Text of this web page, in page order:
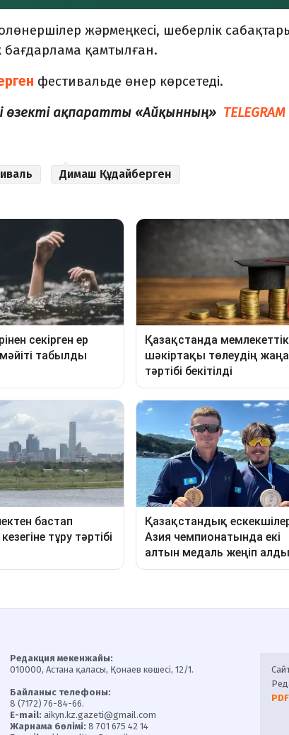
жәрмеңкесі, шеберлік
қамтылған.
фестивальде өнер көрсетеді.
өзекті ақпаратты «Айқынның» TELEGRAM
Димаш Құдайберген
Редакция мекенжайы:
010000, Астана қаласы, Қонаев көшесі, 12/1.
Байланыс телефоны:
8 (7172) 76-84-66.
E-mail: aikyn.kz.gazeti@gmail.com
Жарнама бөлімі: 8 701 675 42 14